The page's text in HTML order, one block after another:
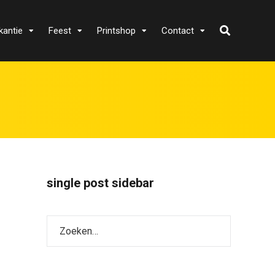
Feest Printshop Contact
single post sidebar